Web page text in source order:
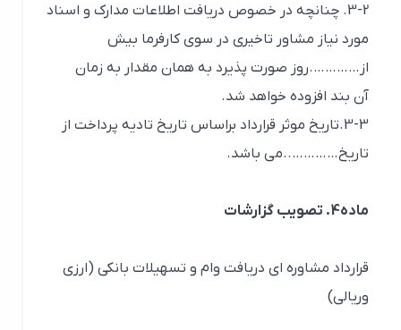
3-2. چنانچه در خصوص دریافت اطلاعات مدارک و اسناد
مورد نیاز مشاور تاخیری در سوی کارفرما بیش
از………….روز صورت پذیرد به همان مقدار به زمان
آن بند افزوده خواهد شد.
3-3.تاریخ موثر قرارداد براساس تاریخ تادیه پرداخت از
تاریخ…………..می باشد.
ماده4. تصویب گزارشات
قرارداد مشاوره ای دریافت وام و تسهیلات بانکی (ارزی
وریالی)